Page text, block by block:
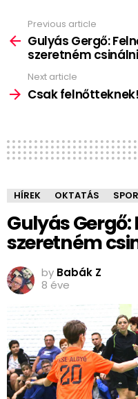
more
Previous article
Gulyás Gergő:
szeretném csinálni
Next article
Csak felnőtteknek!
HÍREK OKTATÁS
Gulyás
szeretném
by Babák Z
8 éve